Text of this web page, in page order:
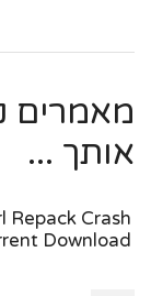
מאמרים
אותך ...
Repack Crash
Download